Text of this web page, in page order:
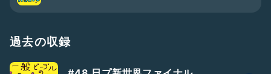
過去の収録